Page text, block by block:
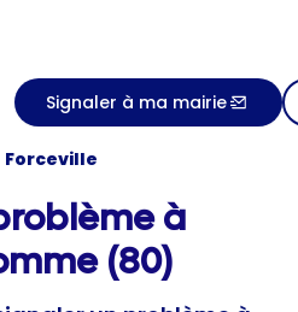
Signaler à ma mairie
Forceville
à
(80)